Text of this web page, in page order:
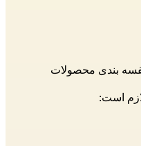
بندی محصولات
است: